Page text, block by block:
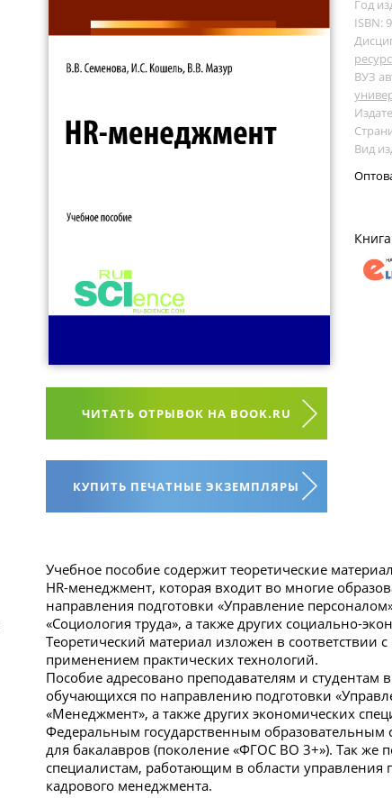
ЧИТАТЬ ОТРЫВОК НА BOOK.RU
КУПИТЬ ПЕЧАТНЫЕ ЭКЗЕМПЛЯРЫ
Год
ISBN:
ВУЗ
Вид
Учебное пособие содержит теоретические
HR-менеджмент, которая входит во многие
направления подготовки «Управление
«Социология труда», а также других социально-
Теоретический материал изложен в соответствии
применением практических технологий.
Пособие адресовано преподавателям и
обучающихся по направлению подготовки
«Менеджмент», а также других экономических
Федеральным государственным образовательным
для бакалавров (поколение «ФГОС ВО 3+»). Так же
специалистам, работающим в области управления
кадрового менеджмента.